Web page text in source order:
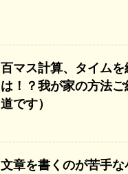
百マス計算、タイムを
は！？我が家の方法
道です）
文章を書くのが苦手な